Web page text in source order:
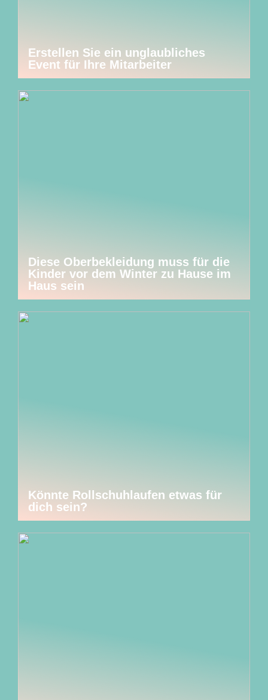
Erstellen Sie ein unglaubliches
Event für Ihre Mitarbeiter
Diese Oberbekleidung muss für die
Kinder vor dem Winter zu Hause im
Haus sein
Könnte Rollschuhlaufen etwas für
dich sein?